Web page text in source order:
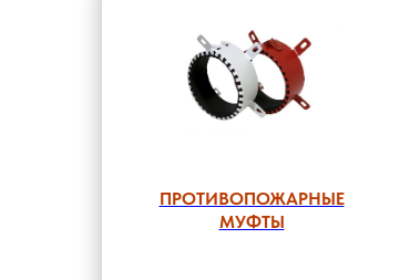
ПРОТИВОПОЖАРНЫЕ
МУФТЫ